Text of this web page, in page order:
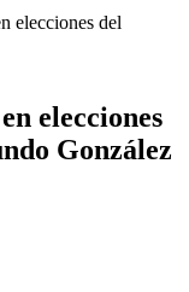
elecciones del
elecciones
González